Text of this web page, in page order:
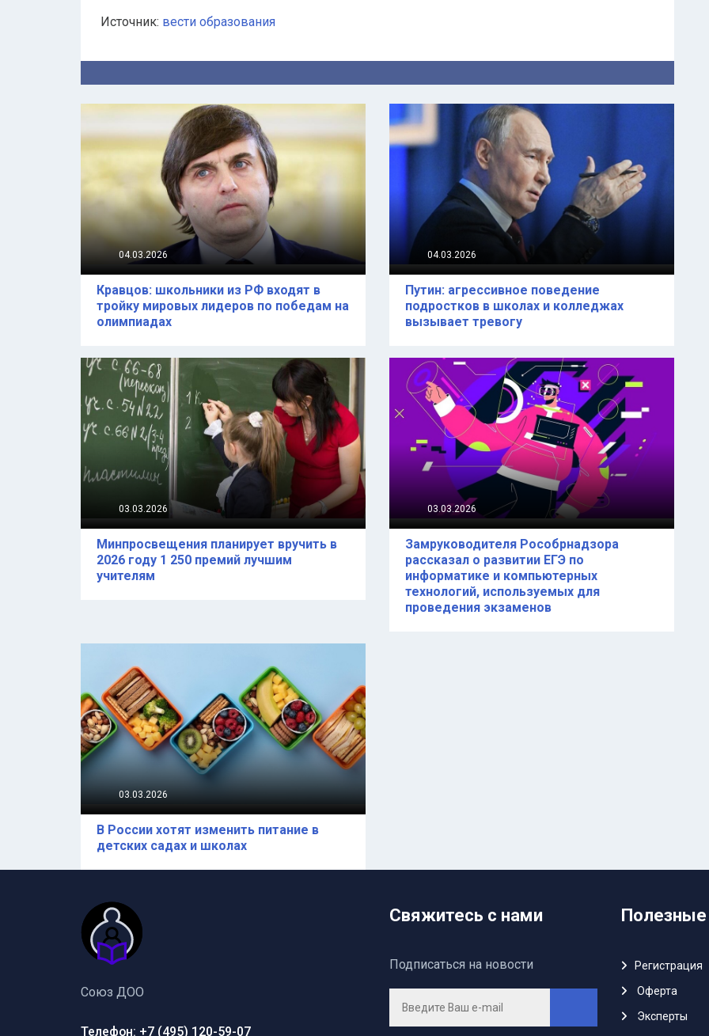
Источник: вести образования
04.03.2026
Кравцов: школьники из РФ входят в
тройку мировых лидеров по победам на
олимпиадах
04.03.2026
Путин: агрессивное поведение
подростков в школах и колледжах
вызывает тревогу
03.03.2026
Минпросвещения планирует вручить в
2026 году 1 250 премий лучшим
учителям
03.03.2026
Замруководителя Рособрнадзора
рассказал о развитии ЕГЭ по
информатике и компьютерных
технологий, используемых для
проведения экзаменов
03.03.2026
В России хотят изменить питание в
детских садах и школах
Союз ДОО
Телефон: +7 (495) 120-59-07
Свяжитесь с нами
Подписаться на новости
Регистрация
Oферта
Эксперты